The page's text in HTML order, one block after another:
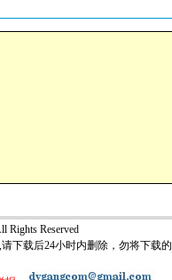
Rights Reserved
下载后24小时内删除，勿将下载